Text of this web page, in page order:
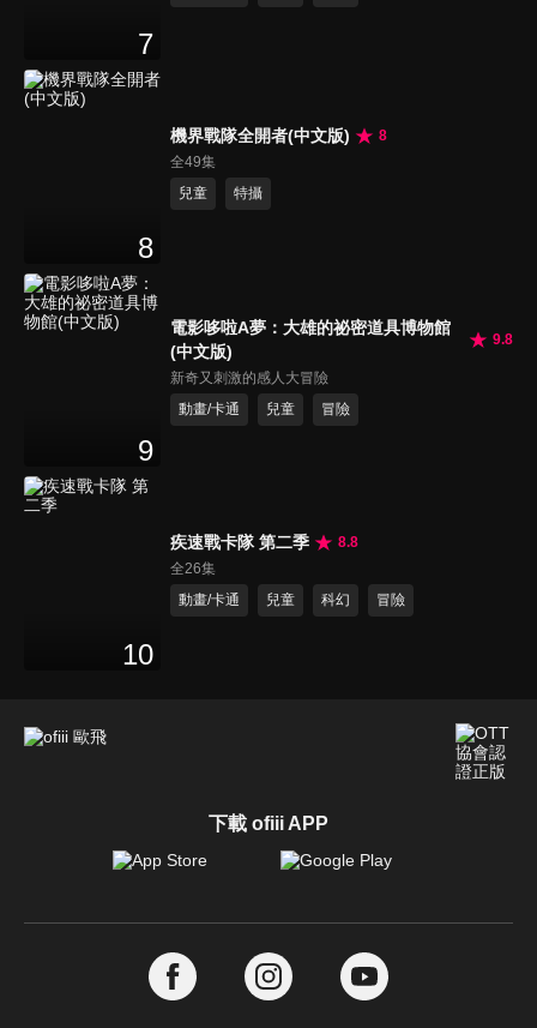
7
8
機界戰隊全開者(中文版)
8
全49集
兒童
特攝
9
電影哆啦A夢：大雄的祕密道具博物館
(中文版)
9.8
新奇又刺激的感人大冒險
動畫/卡通
兒童 冒險
10
疾速戰卡隊 第二季
8.8
全26集
動畫/卡通
兒童 科幻 冒險
下載 ofiii APP